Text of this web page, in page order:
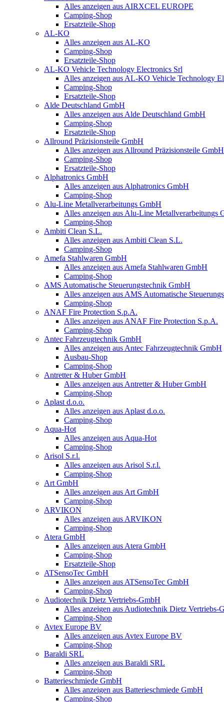
Alles anzeigen aus AIRXCEL EUROPE
Camping-Shop
Ersatzteile-Shop
AL-KO
Alles anzeigen aus AL-KO
Camping-Shop
Ersatzteile-Shop
AL-KO Vehicle Technology Electronics Srl
Alles anzeigen aus AL-KO Vehicle Technology
Camping-Shop
Ersatzteile-Shop
Alde Deutschland GmbH
Alles anzeigen aus Alde Deutschland GmbH
Camping-Shop
Ersatzteile-Shop
Allround Präzisionsteile GmbH
Alles anzeigen aus Allround Präzisionsteile GmbH
Camping-Shop
Ersatzteile-Shop
Alphatronics GmbH
Alles anzeigen aus Alphatronics GmbH
Camping-Shop
Alu-Line Metallverarbeitungs GmbH
Alles anzeigen aus Alu-Line Metallverarbeitungs
Camping-Shop
Ambiti Clean S.L.
Alles anzeigen aus Ambiti Clean S.L.
Camping-Shop
Amefa Stahlwaren GmbH
Alles anzeigen aus Amefa Stahlwaren GmbH
Camping-Shop
AMS Automatische Steuerungstechnik GmbH
Alles anzeigen aus AMS Automatische
Camping-Shop
ANAF Fire Protection S.p.A.
Alles anzeigen aus ANAF Fire Protection S.p.A.
Camping-Shop
Antec Fahrzeugtechnik GmbH
Alles anzeigen aus Antec Fahrzeugtechnik GmbH
Ausbau-Shop
Camping-Shop
Antretter & Huber GmbH
Alles anzeigen aus Antretter & Huber GmbH
Camping-Shop
Aplast d.o.o.
Alles anzeigen aus Aplast d.o.o.
Camping-Shop
Aqua-Hot
Alles anzeigen aus Aqua-Hot
Camping-Shop
Arisol S.r.l.
Alles anzeigen aus Arisol S.r.l.
Camping-Shop
Art GmbH
Alles anzeigen aus Art GmbH
Camping-Shop
ARVIKON
Alles anzeigen aus ARVIKON
Camping-Shop
Atera GmbH
Alles anzeigen aus Atera GmbH
Camping-Shop
Ersatzteile-Shop
ATSensoTec GmbH
Alles anzeigen aus ATSensoTec GmbH
Camping-Shop
Audiotechnik Dietz Vertriebs-GmbH
Alles anzeigen aus Audiotechnik Dietz Vertriebs-
Camping-Shop
Avtex Europe BV
Alles anzeigen aus Avtex Europe BV
Camping-Shop
Baraldi SRL
Alles anzeigen aus Baraldi SRL
Camping-Shop
Batterieschmiede GmbH
Alles anzeigen aus Batterieschmiede GmbH
Camping-Shop